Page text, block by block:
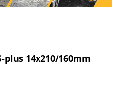
plus 14x210/160mm